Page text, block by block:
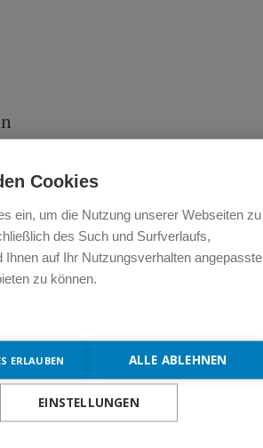
Night
Cookies
ein, um die Nutzung unserer Webseiten zu
des Such und Surfverlaufs,
Ihnen auf Ihr Nutzungsverhalten angepasste
zu können.
ERLAUBEN ALLE ABLEHNEN
EINSTELLUNGEN